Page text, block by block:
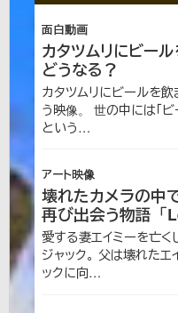
キ
ン
グ
コ
ン
グ
の
お
面白動画
カタツムリにビー
どうなる？
カタツムリにビールを
う映像。 世の中には「ビ
という…
アート映像
壊れたカメラの中
再び出会う物語「
愛する妻エイミーを亡く
ジャック。 父は壊れた
ックに向…